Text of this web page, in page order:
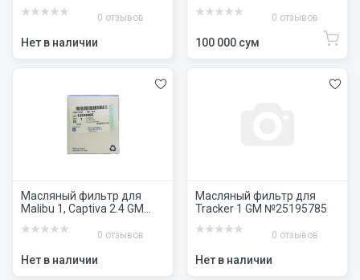
0 отзывов
Нет в наличии
№25206377
0 отзывов
100 000 сум
Масляный фильтр для
Malibu 1, Captiva 2.4 GM
0 отзывов
Нет в наличии
Масляный фильтр для
Tracker 1 GM №25195785
0 отзывов
Нет в наличии